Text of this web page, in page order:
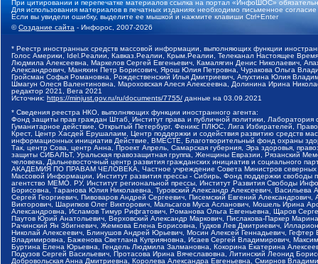
При цитировании и перепечатке материалов ссылка на портал «ИнфоШОС»
Для использования материалов в печатных изданиях необходимо письменное
Если вы увидели ошибку, выделите ее мышкой и нажмите клавиши Ctrl+Enter
©Создание сайта - Инфорос, 2007-2026
* Реестр иностранных средств массовой информации, выполняющих функции
Голос Америки, Idel.Реалии, Кавказ.Реалии, Крым.Реалии, Телеканал Настоящее
Людмила Алексеевна, Маркелов Сергей Евгеньевич, Камалягин Денис Николаевич,
Александрович, Маняхин Петр Борисович, Ярош Юлия Петровна, Чуракова Ольга
Гройсман Софья Романовна, Рождественский Илья Дмитриевич, Апухтина Юлия
Шмагун Олеся Валентиновна, Мароховская Алеся Алексеевна, Долинина Ирина
редактор 2021, Вега 2021
Источник: https://minjust.gov.ru/ru/documents/7755/ данные на 03.09.2021
* Сведения реестра НКО, выполняющих функции иностранного агента:
Фонд защиты прав граждан Штаб, Институт права и публичной политики,
Гуманитарное действие, Открытый Петербург, Феникс ПЛЮС, Лига Избирателей,
Крест, Центр Хасдей Ерушалаим, Центр поддержки и содействия развитию средств
информационных инициатив Действие, ВМЕСТЕ, Благотворительный фонд охраны
Так, центр Сова, центр Анна, Проект Апрель, Самарская губерния, Эра здоровья,
защиты СИБАЛЬТ, Уральская правозащитная группа, Женщины Евразии, Рязанский
человека, Дальневосточный центр развития гражданских инициатив и социального
АКАДЕМИЯ ПО ПРАВАМ ЧЕЛОВЕКА, Частное учреждение Совета Министров северных
Массовой Информации, Институт развития прессы - Сибирь, Фонд поддержки
агентство МЕМО. РУ, Институт региональной прессы, Институт Развития Свободы
Борисовна, Таранова Юлия Николаевна, Туровский Александр Алексеевич,
Сергей Георгиевич, Пивоваров Андрей Сергеевич, Писемский Евгений
Викторович, Шарипков Олег Викторович, Мальсагов Муса Асланович, Мошель Ирина
Александровна, Исламов Тимур Рифгатович, Романова Ольга Евгеньевна, Щаров
Паутов Юрий Анатольевич, Верховский Александр Маркович, Пислакова-Паркер
Рачинский Ян Збигневич, Жемкова Елена Борисовна, Гудков Лев Дмитриевич,
Николай Алексеевич, Блинушов Андрей Юрьевич, Мосин Алексей Геннадьевич,
Владимировна, Баженова Светлана Куприяновна, Исаев Сергей Владимирович,
Буртина Елена Юрьевна, Гендель Людмила Залмановна, Кокорина Екатерина
Подузов Сергей Васильевич, Протасова Ирина Вячеславовна, Литинский Леонид
Добровольская Анна Дмитриевна, Королева Александра Евгеньевна, Смирнов